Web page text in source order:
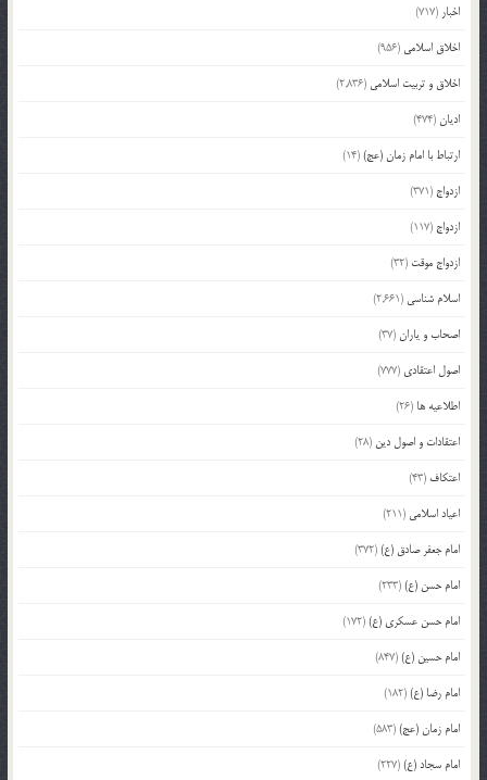
اخبار (717)
اخلاق اسلامی (956)
اخلاق و تربیت اسلامی (2,836)
ادیان(474)
ارتباط با امام زمان (عج)(14)
ازدواج (371)
ازدواج (117)
ازدواج موقت (32)
اسلام شناسی (2,661)
اصحاب و یاران(37)
اصول اعتقادی (777)
اطلاعیه ها (26)
اعتقادات و اصول دین (28)
اعتکاف (43)
اعیاد اسلامی (211)
امام جعفر صادق (ع)(372)
امام حسن (ع)(233)
امام حسن عسکری (ع)(172)
امام حسین (ع)(847)
امام رضا (ع)(182)
امام زمان (عج)(583)
امام سجاد (ع)(227)